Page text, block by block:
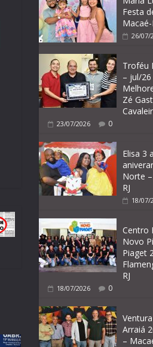
Festa
Macaé-
26/07/
Troféu
– jul/
Zé
23/07/2026 0
Elisa 3
Norte
RJ
18/07/
Centro
Novo
Piaget
RJ
18/07/2026 0
Arraiá
–